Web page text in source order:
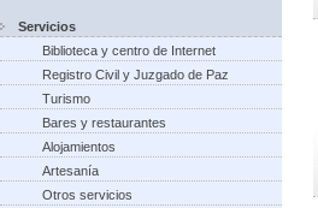
Servicios
Biblioteca y centro de Internet
Registro Civil y Juzgado de Paz
Turismo
Bares y restaurantes
Alojamientos
Artesanía
Otros servicios